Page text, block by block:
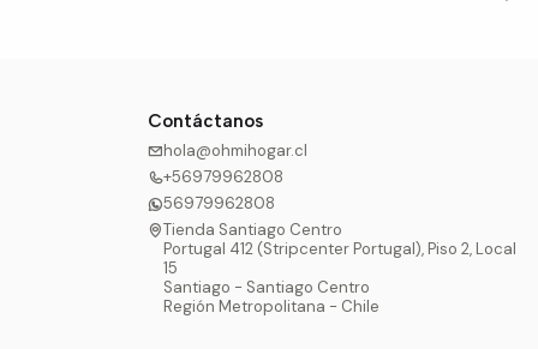
Contáctanos
hola@ohmihogar.cl
+56979962808
56979962808
Tienda Santiago Centro
Portugal 412 (Stripcenter Portugal), Piso 2, Local
15
Santiago - Santiago Centro
Región Metropolitana - Chile